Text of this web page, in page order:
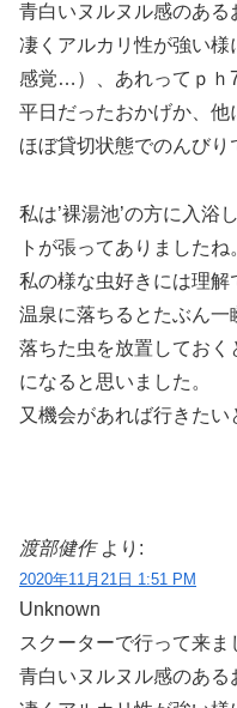
青白いヌルヌル感のある
凄くアルカリ性が強い様
感覚…）、あれってｐｈ
平日だったおかげか、他
ほぼ貸切状態でのんびり
私は’裸湯池’の方に入浴
トが張ってありましたね
私の様な虫好きには理
温泉に落ちるとたぶん一
落ちた虫を放置しておく
になると思いました。
又機会があれば行きたい
渡部健作 より:
2020年11月21日 1:51 PM
Unknown
スクーターで行って来ま
青白いヌルヌル感のある